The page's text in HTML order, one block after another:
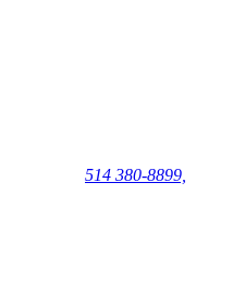
514 380-8899,